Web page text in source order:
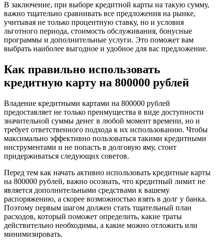
В заключение, при выборе кредитной карты на такую сумму,
важно тщательно сравнивать все предложения на рынке,
учитывая не только процентную ставку, но и условия
льготного периода, стоимость обслуживания, бонусные
программы и дополнительные услуги. Это поможет вам
выбрать наиболее выгодное и удобное для вас предложение.
Как правильно использовать
кредитную карту на 800000 рублей
Владение кредитными картами на 800000 рублей
предоставляет не только преимущества в виде доступности
значительной суммы денег в любой момент времени, но и
требует ответственного подхода к их использованию. Чтобы
максимально эффективно пользоваться такими кредитными
инструментами и не попасть в долговую яму, стоит
придерживаться следующих советов.
Перед тем как начать активно использовать кредитные карты
на 800000 рублей, важно осознать, что кредитный лимит не
является дополнительными средствами к вашему
распоряжению, а скорее возможностью взять в долг у банка.
Поэтому первым шагом должен стать тщательный план
расходов, который поможет определить, какие траты
действительно необходимы, а какие можно отложить или
минимизировать.